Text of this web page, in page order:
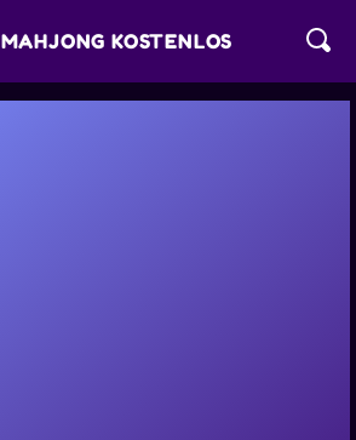
MAHJONG KOSTENLOS